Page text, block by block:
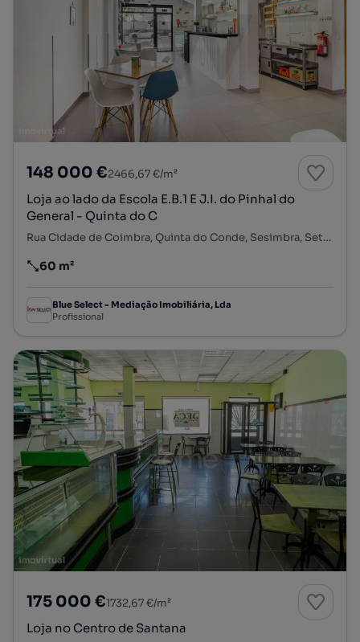
148 000 €2466,67 €/m²
Loja ao lado da Escola E.B.1 E J.I. do Pinhal do
General - Quinta do C
Rua Cidade de Coimbra, Quinta do Conde, Sesimbra, Setúbal
Preço por metro quadrado
60 m²
Blue Select - Mediação Imobiliária, Lda
Profissional
175 000 €1732,67 €/m²
Loja no Centro de Santana